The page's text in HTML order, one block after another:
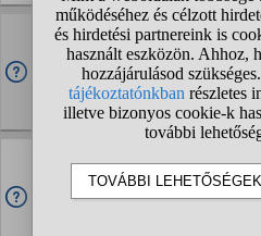
Hogy kell adóbevallást írni
Nem adóztam még nem tudom
jövedelem adóról van szó
csak az írjon aki érdemben
türelmessek köszönöm.
Sziasztok, arra lennék kíváncsi
befektetett pénz egyből